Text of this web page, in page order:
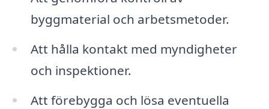
byggmaterial och arbetsmetoder.
Att hålla kontakt med myndigheter
och inspektioner.
Att förebygga och lösa eventuella